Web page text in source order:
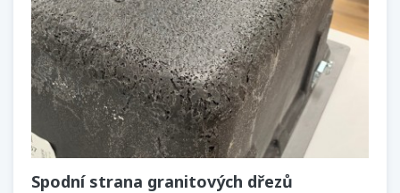
Spodní strana granitových dřezů